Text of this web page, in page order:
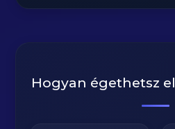
Hogyan égethetsz el